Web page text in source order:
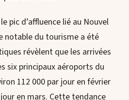
pic d’affluence lié au Nouvel
notable du tourisme a été
révèlent que les arrivées
six principaux aéroports du
112 000 par jour en février
en mars. Cette tendance